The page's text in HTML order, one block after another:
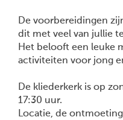
De voorbereidingen
dit met veel van jullie
Het belooft een leuke
activiteiten voor jong
De kliederkerk is op
17:30 uur.
Locatie, de